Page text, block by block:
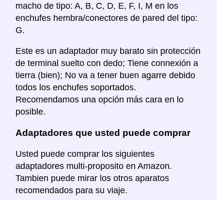
macho de tipo: A, B, C, D, E, F, I, M en los
enchufes hembra/conectores de pared del tipo:
G.
Este es un adaptador muy barato sin protección
de terminal suelto con dedo; Tiene connexión a
tierra (bien); No va a tener buen agarre debido
todos los enchufes soportados.
Recomendamos una opción más cara en lo
posible.
Adaptadores que usted puede comprar
Usted puede comprar los siguientes
adaptadores multi-proposito en Amazon.
Tambien puede mirar los otros aparatos
recomendados para su viaje.